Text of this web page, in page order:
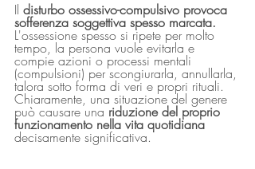
Il disturbo ossessivo-compulsivo provoca
sofferenza soggettiva spesso marcata.
L'ossessione spesso si ripete per molto
tempo, la persona vuole evitarla e
compie azioni o processi mentali
(compulsioni) per scongiurarla, annullarla,
talora sotto forma di veri e propri rituali.
Chiaramente, una situazione del genere
può causare una riduzione del proprio
funzionamento nella vita quotidiana
decisamente significativa.